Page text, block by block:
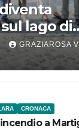
lago di
GRAZIAROSA
CRONACA
a